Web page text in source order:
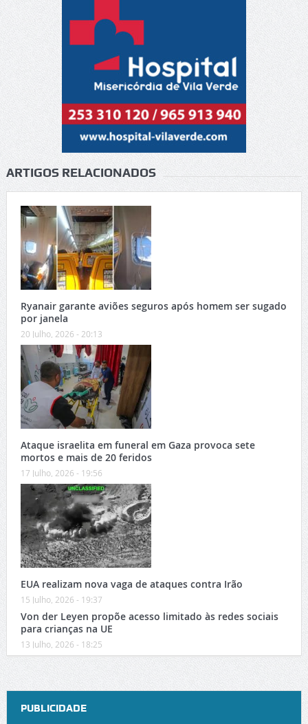
ARTIGOS RELACIONADOS
Ryanair garante aviões seguros após homem ser sugado
por janela
20 Julho, 2026 - 20:13
Ataque israelita em funeral em Gaza provoca sete
mortos e mais de 20 feridos
17 Julho, 2026 - 19:56
EUA realizam nova vaga de ataques contra Irão
15 Julho, 2026 - 19:37
Von der Leyen propõe acesso limitado às redes sociais
para crianças na UE
13 Julho, 2026 - 18:25
PUBLICIDADE